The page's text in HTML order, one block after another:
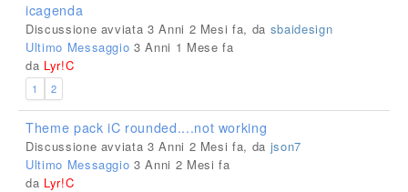
icagenda
Discussione avviata 3 Anni 2 Mesi fa, da sbaidesign
Ultimo Messaggio 3 Anni 1 Mese fa
da Lyr!C
1 2
Theme pack iC rounded....not working
Discussione avviata 3 Anni 2 Mesi fa, da json7
Ultimo Messaggio 3 Anni 2 Mesi fa
da Lyr!C